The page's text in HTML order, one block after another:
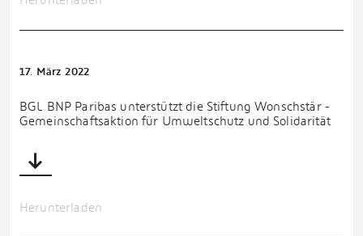
17. März 2022
BGL BNP Paribas unterstützt die Stiftung Wonschstär -
Gemeinschaftsaktion für Umweltschutz und Solidarität
Herunterladen